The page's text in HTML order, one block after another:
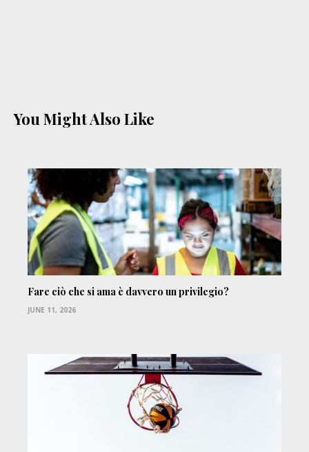
You Might Also Like
Fare ciò che si ama è davvero un privilegio?
JUNE 11, 2026